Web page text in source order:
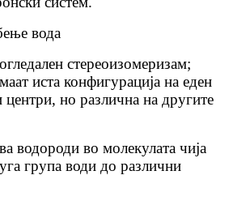
вода
стереоизомеризам;
иста конфигурација на еден
но различна на другите
водороди во молекулата чија
група води до различни